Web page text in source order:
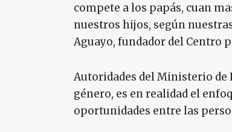
compete a los papás, cuan
nuestros hijos, según
Aguayo, fundador del Centro
Autoridades del Ministerio de
género, es en realidad el
oportunidades entre las